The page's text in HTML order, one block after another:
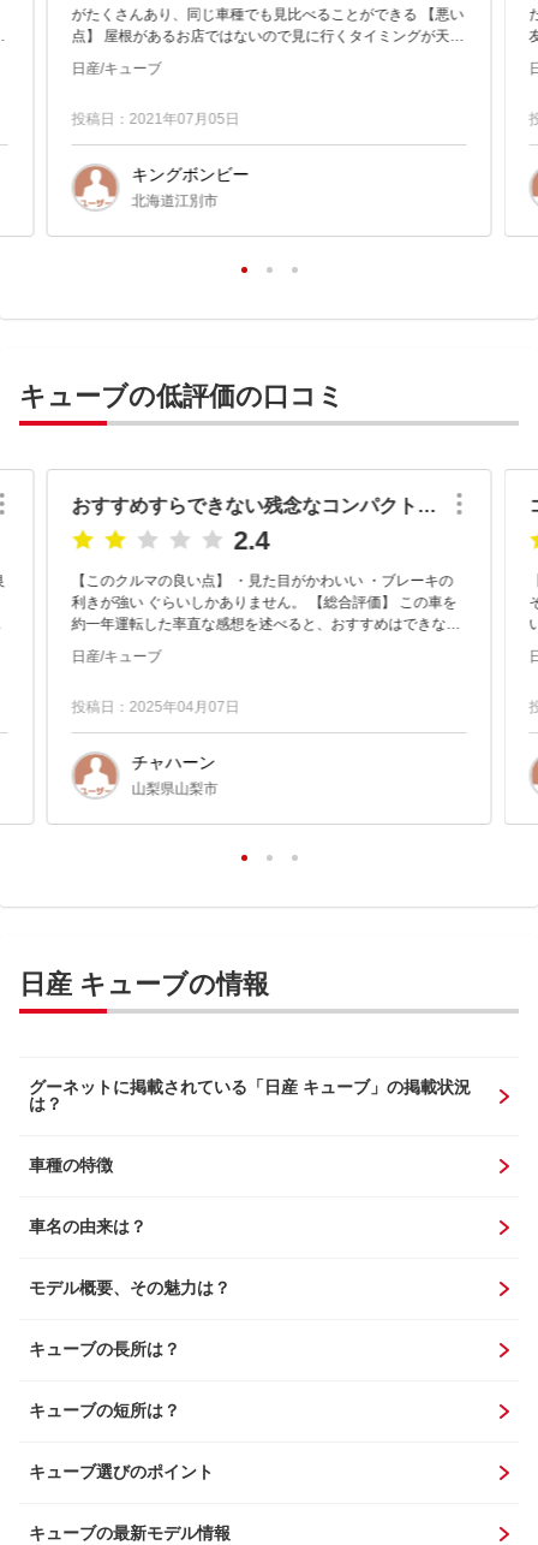
がたくさんあり、同じ車種でも見比べることができる 【悪い
点】 屋根があるお店ではないので見に行くタイミングが天気
日産/キューブ
投稿日：2021年07月05日
キングボンビー
北海道江別市
キューブの低評価の口コミ
おすすめすらできない残念なコンパクトカー
2.4
【このクルマの良い点】 ・見た目がかわいい ・ブレーキの
利きが強い ぐらいしかありません。 【総合評価】 この車を
約一年運転した率直な感想を述べると、おすすめはできない
日産/キューブ
投稿日：2025年04月07日
チャハーン
山梨県山梨市
日産 キューブの情報
グーネットに掲載されている「日産 キューブ」の掲載状況
は？
車種の特徴
車名の由来は？
モデル概要、その魅力は？
キューブの長所は？
キューブの短所は？
キューブ選びのポイント
キューブの最新モデル情報